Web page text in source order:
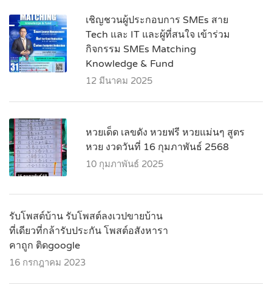
เชิญชวนผู้ประกอบการ SMEs สาย
Tech และ IT และผู้ที่สนใจ เข้าร่วม
กิจกรรม SMEs Matching
Knowledge & Fund
12 มีนาคม 2025
หวยเด็ด เลขดัง หวยฟรี หวยแม่นๆ สูตร
หวย งวดวันที่ 16 กุมภาพันธ์ 2568
10 กุมภาพันธ์ 2025
รับโพสต์บ้าน รับโพสต์ลงเวปขายบ้าน
ที่เดียวที่กล้ารับประกัน โพสต์อสังหารา
คาถูก ติดgoogle
16 กรกฎาคม 2023